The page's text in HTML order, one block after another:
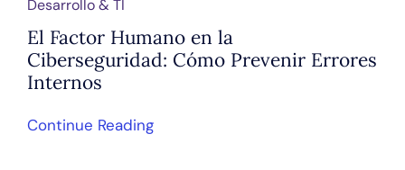
Desarrollo & TI
El Factor Humano en la
Ciberseguridad: Cómo Prevenir Errores
Internos
Continue Reading